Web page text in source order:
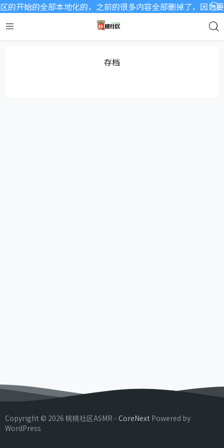
的开始的全部本地化的，之前的很多内容全部删掉了，因为
存档
Copyright © 2026 桃桃社区ASMR - CoreNext Powered by
WordPress